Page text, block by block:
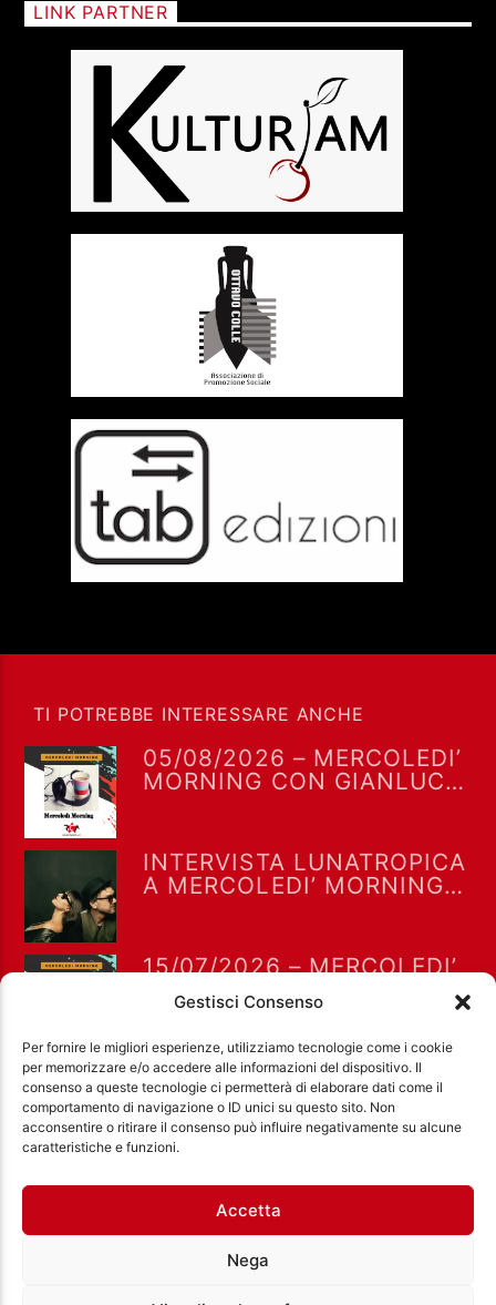
Gestisci Consenso
Per fornire le migliori esperienze, utilizziamo tecnologie come i cookie
per memorizzare e/o accedere alle informazioni del dispositivo. Il
consenso a queste tecnologie ci permetterà di elaborare dati come il
comportamento di navigazione o ID unici su questo sito. Non
acconsentire o ritirare il consenso può influire negativamente su alcune
caratteristiche e funzioni.
Accetta
Nega
LINK PARTNER
TI POTREBBE INTERESSARE ANCHE
05/08/2026 – MERCOLEDI’
MORNING CON GIANLUCA
INTERVISTA LUNATROPICA
A MERCOLEDI’ MORNING
15/07/2026 – MERCOLEDI’
MORNING CON GIANLUCA
POLVERARI
Ass. Cult. Dissociazione - Codice fiscale:
Città Aperta via di Casal Bruciato 31/A, Roma